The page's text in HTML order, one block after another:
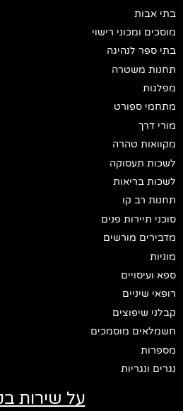
בתי אבות
מוסכים ומכוני רישוי
בתי ספר לנהיגה
תחנות משטרה
מפלגות
מתחמי ספורט
מורי דרך
מקוואות טהרה
לשכות תעסוקה
לשכות בריאות
תחנות רב קו
סוכני תיירות פנים
מדבירים מורשים
מוניות
ספא ועיסויים
רופאי שיניים
קבלני שיפוצים
חשמלאים מוסמכים
מספרות
נגרים ונגריות
על שירות